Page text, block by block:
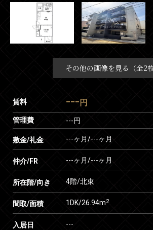
その他の画像を見る（全2枚
賃料 --- 円
管理費 ---円
敷金/礼金 ---ヶ月/---ヶ月
仲介/FR ---ヶ月/---ヶ月
所在階/向き 4階/北東
間取/面積 1DK/26.94m2
入居日 ---